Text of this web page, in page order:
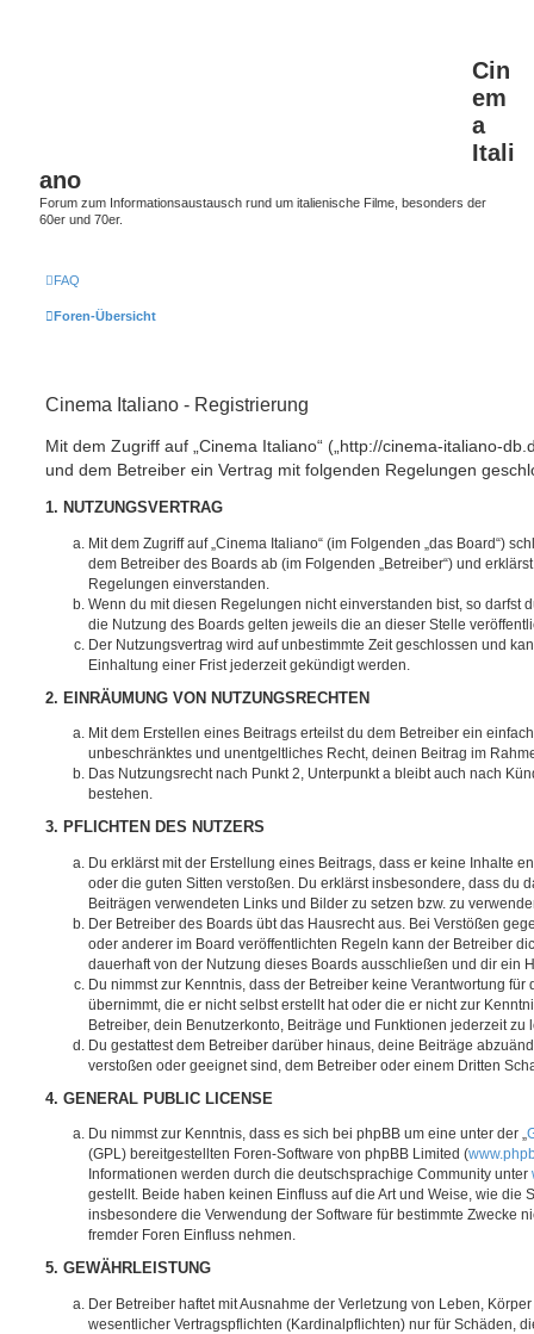
Cin
em
a
Itali
ano
Forum zum Informationsaustausch rund um italienische Filme, besonders der
60er und 70er.
FAQ
Foren-Übersicht
Cinema Italiano - Registrierung
Mit dem Zugriff auf „Cinema Italiano“ („http://cinema-italiano-
und dem Betreiber ein Vertrag mit folgenden Regelungen
1. NUTZUNGSVERTRAG
Mit dem Zugriff auf „Cinema Italiano“ (im Folgenden „das Board“)
dem Betreiber des Boards ab (im Folgenden „Betreiber“) und
Regelungen einverstanden.
Wenn du mit diesen Regelungen nicht einverstanden bist, so darfst
die Nutzung des Boards gelten jeweils die an dieser Stelle
Der Nutzungsvertrag wird auf unbestimmte Zeit geschlossen und
Einhaltung einer Frist jederzeit gekündigt werden.
2. EINRÄUMUNG VON NUTZUNGSRECHTEN
Mit dem Erstellen eines Beitrags erteilst du dem Betreiber ein
unbeschränktes und unentgeltliches Recht, deinen Beitrag im
Das Nutzungsrecht nach Punkt 2, Unterpunkt a bleibt auch nach
bestehen.
3. PFLICHTEN DES NUTZERS
Du erklärst mit der Erstellung eines Beitrags, dass er keine Inhalte
oder die guten Sitten verstoßen. Du erklärst insbesondere, dass du
Beiträgen verwendeten Links und Bilder zu setzen bzw. zu
Der Betreiber des Boards übt das Hausrecht aus. Bei Verstößen
oder anderer im Board veröffentlichten Regeln kann der Betreiber
dauerhaft von der Nutzung dieses Boards ausschließen und dir ein
Du nimmst zur Kenntnis, dass der Betreiber keine Verantwortung für
übernimmt, die er nicht selbst erstellt hat oder die er nicht zur
Betreiber, dein Benutzerkonto, Beiträge und Funktionen jederzeit zu
Du gestattest dem Betreiber darüber hinaus, deine Beiträge
verstoßen oder geeignet sind, dem Betreiber oder einem Dritten
4. GENERAL PUBLIC LICENSE
Du nimmst zur Kenntnis, dass es sich bei phpBB um eine unter der „
(GPL) bereitgestellten Foren-Software von phpBB Limited (
Informationen werden durch die deutschsprachige Community unter
gestellt. Beide haben keinen Einfluss auf die Art und Weise, wie die
insbesondere die Verwendung der Software für bestimmte Zwecke
fremder Foren Einfluss nehmen.
5. GEWÄHRLEISTUNG
Der Betreiber haftet mit Ausnahme der Verletzung von Leben,
wesentlicher Vertragspflichten (Kardinalpflichten) nur für Schäden,